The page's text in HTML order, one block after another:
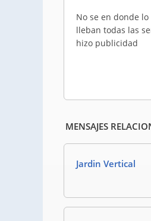
No se en donde
lleban todas las
hizo publicidad
MENSAJES
Jardin Vertical